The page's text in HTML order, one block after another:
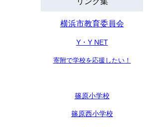
横浜市教育委員会
Y・Y NET
寄附で学校を応援したい！
篠原小学校
篠原西小学校